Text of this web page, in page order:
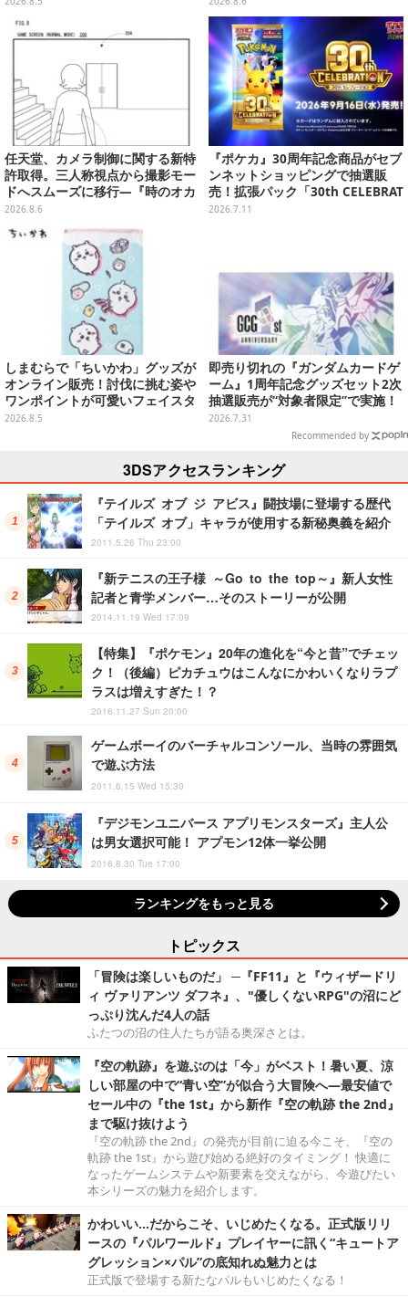
任天堂、カメラ制御に関する新特
許取得。三人称視点から撮影モー
ドへスムーズに移行―『時のオカ
リナ』リメイク版との関連を推測
する声も
2026.8.6
『ポケカ』30周年記念商品がセブ
ンネットショッピングで抽選販
売！拡張パック「30th CELEBRAT
ION」と「エーフィ・ブラッキー
2026.7.11
しまむらで「ちいかわ」グッズが
オンライン販売！討伐に挑む姿や
ワンポイントが可愛いフェイスタ
オル、バスマットなど全14種
2026.8.5
即売り切れの『ガンダムカードゲ
ーム』1周年記念グッズセット2次
抽選販売が“対象者限定”で実施！
プレバン全会員向け3次抽選も
2026.7.31
Recommended by
3DSアクセスランキング
『テイルズ オブ ジ アビス』闘技場に登場する歴代
「テイルズ オブ」キャラが使用する新秘奥義を紹介
2011.5.26 Thu 23:00
『新テニスの王子様 ～Go to the top～』新人女性
記者と青学メンバー…そのストーリーが公開
2014.11.19 Wed 17:09
【特集】『ポケモン』20年の進化を“今と昔”でチェッ
ク！（後編）ピカチュウはこんなにかわいくなりラプ
ラスは増えすぎた！？
2016.11.27 Sun 20:00
ゲームボーイのバーチャルコンソール、当時の雰囲気
で遊ぶ方法
2011.6.15 Wed 15:30
『デジモンユニバース アプリモンスターズ』主人公
は男女選択可能！ アプモン12体一挙公開
2016.8.30 Tue 17:00
ランキングをもっと見る
トピックス
「冒険は楽しいものだ」 ─『FF11』と『ウィザードリ
ィ ヴァリアンツ ダフネ』、"優しくないRPG"の沼にど
っぷり沈んだ4人の話
ふたつの沼の住人たちが語る奥深さとは。
『空の軌跡』を遊ぶのは「今」がベスト！暑い夏、涼
しい部屋の中で“青い空”が似合う大冒険へ―最安値で
セール中の『the 1st』から新作『空の軌跡 the 2nd』
まで駆け抜けよう
『空の軌跡 the 2nd』の発売が目前に迫る今こそ、『空の
軌跡 the 1st』から遊び始める絶好のタイミング！ 快適に
なったゲームシステムや新要素を交えながら、今遊びたい
本シリーズの魅力を紹介します。
かわいい…だからこそ、いじめたくなる。正式版リリ
ースの『パルワールド』プレイヤーに訊く“キュートア
グレッション×パル”の底知れぬ魅力とは
正式版で登場する新たなパルもいじめたくなる！